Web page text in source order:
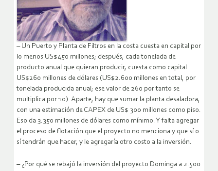
– Un Puerto y Planta de Filtros en la costa cuesta en capital por
lo menos US$450 millones; después, cada tonelada de
producto anual que quieran producir, cuesta como capital
US$260 millones de dólares (US$2.600 millones en total, por
tonelada producida anual; ese valor de 260 por tanto se
multiplica por 10). Aparte, hay que sumar la planta desaladora,
con una estimación de CAPEX de US$ 300 millones como piso.
Eso da 3.350 millones de dólares como mínimo. Y falta agregar
el proceso de flotación que el proyecto no menciona y que sí o
sí tendrán que hacer, y le agregaría otro costo a la inversión.
– ¿Por qué se rebajó la inversión del proyecto Dominga a 2.500